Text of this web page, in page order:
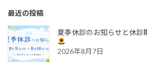
最近の投稿
夏季休診のお知らせと休診
2026年8月7日